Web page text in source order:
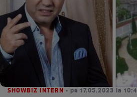
SHOWBIZ INTERN • pe 17.05.2023 la